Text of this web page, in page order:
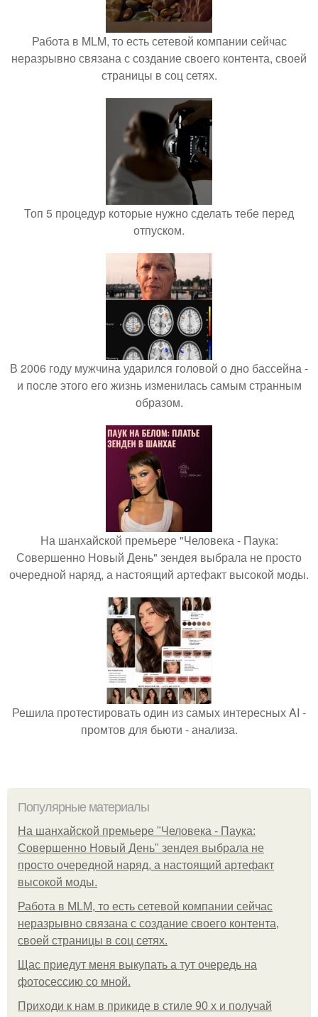
Работа в MLM, то есть сетевой компании сейчас
неразрывно связана с создание своего контента, своей
страницы в соц сетях.
Топ 5 процедур которые нужно сделать тебе перед
отпуском.
В 2006 году мужчина ударился головой о дно бассейна -
и после этого его жизнь изменилась самым странным
образом.
На шанхайской премьере "Человека - Паука:
Совершенно Новый День" зендея выбрала не просто
очередной наряд, а настоящий артефакт высокой моды.
Решила протестировать один из самых интересных AI -
промтов для бьюти - анализа.
Популярные материалы
На шанхайской премьере "Человека - Паука:
Совершенно Новый День" зендея выбрала не
просто очередной наряд, а настоящий артефакт
высокой моды.
Работа в MLM, то есть сетевой компании сейчас
неразрывно связана с создание своего контента,
своей страницы в соц сетях.
Щас приедут меня выкупать а тут очередь на
фотосессию со мной.
Приходи к нам в прикиде в стиле 90 х и получай